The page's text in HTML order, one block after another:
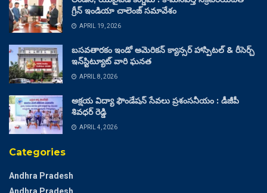
గ్రీన్ ఇండియా చాలెంజ్ సమావేశం
APRIL 19, 2026
బసవతారకం ఇండో అమెరికన్ క్యాన్సర్ హాస్పిటల్ & రీసెర్చ్
ఇన్‌స్టిట్యూట్ వారి ఘనత
APRIL 8, 2026
అక్షయ విద్యా ఫౌండేషన్ సేవలు ప్రశంసనీయం : డీజీపీ
శివధర్ రెడ్డి
APRIL 4, 2026
Categories
Andhra Pradesh